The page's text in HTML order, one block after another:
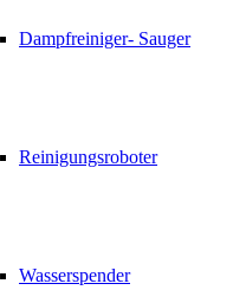
Dampfreiniger- Sauger
Reinigungsroboter
Wasserspender